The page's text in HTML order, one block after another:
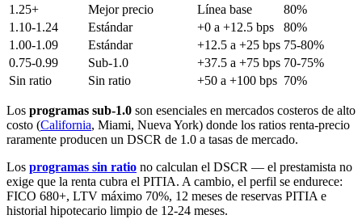
1.25+
Mejor precio Línea base
80%
1.10-1.24
Estándar +0 a +12.5 bps
80%
1.00-1.09
Estándar +12.5 a +25 bps 75-80%
0.75-0.99
Sub-1.0 +37.5 a +75 bps 70-75%
Sin ratio
Sin ratio +50 a +100 bps 70%
Los programas sub-1.0 son esenciales en mercados costeros de alto
costo (California, Miami, Nueva York) donde los ratios renta-precio
raramente producen un DSCR de 1.0 a tasas de mercado.
Los programas sin ratio no calculan el DSCR — el prestamista no
exige que la renta cubra el PITIA. A cambio, el perfil se endurece:
FICO 680+, LTV máximo 70%, 12 meses de reservas PITIA e
historial hipotecario limpio de 12-24 meses.